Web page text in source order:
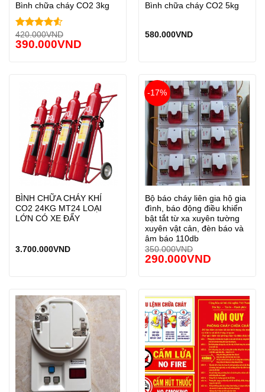
Bình chữa cháy CO2 3kg
Được xếp
hạng4.50
420.000VND
390.000VND
Bình chữa cháy CO2 5kg
580.000VND
BÌNH CHỮA CHÁY KHÍ
CO2 24KG MT24 LOẠI
LỚN CÓ XE ĐẨY
3.700.000VND
-17%
Bộ báo cháy liên gia hộ gia
đình, báo động điều khiển
bật tắt từ xa xuyên tường
xuyên vật cản, đèn báo và
âm báo 110db
350.000VND
290.000VND